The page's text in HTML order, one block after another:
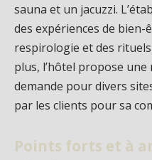
sauna et un jacuzzi.
des expériences de bien-
respirologie et des
plus, l’hôtel propose
demande pour divers
par les clients pour sa
Points forts et à